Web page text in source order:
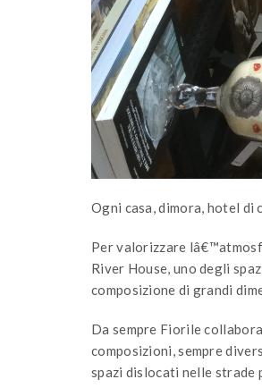
Ogni casa, dimora, hotel di
Per valorizzare
River House, uno degli
composizione di grandi
Da sempre Fiorile
composizioni, sempre
spazi dislocati nelle strade